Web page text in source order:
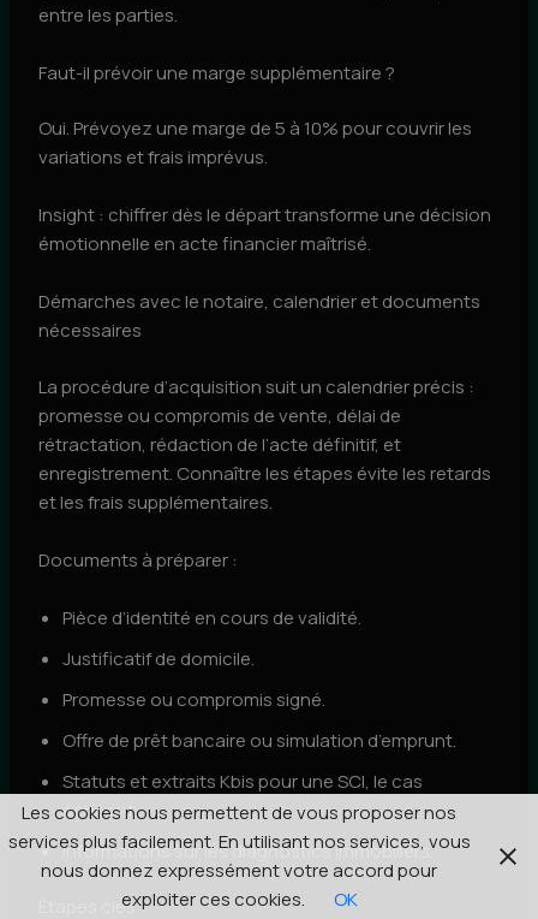
entre les parties.
Faut-il prévoir une marge supplémentaire ?
Oui. Prévoyez une marge de 5 à 10% pour couvrir les
variations et frais imprévus.
Insight : chiffrer dès le départ transforme une décision
émotionnelle en acte financier maîtrisé.
Démarches avec le notaire, calendrier et documents
nécessaires
La procédure d’acquisition suit un calendrier précis :
promesse ou compromis de vente, délai de
rétractation, rédaction de l’acte définitif, et
enregistrement. Connaître les étapes évite les retards
et les frais supplémentaires.
Documents à préparer :
Pièce d’identité en cours de validité.
Justificatif de domicile.
Promesse ou compromis signé.
Offre de prêt bancaire ou simulation d’emprunt.
Statuts et extraits Kbis pour une SCI, le cas
échéant.
Informations sur les diagnostics immobiliers.
Étapes clés :
Les cookies nous permettent de vous proposer nos
services plus facilement. En utilisant nos services, vous
nous donnez expressément votre accord pour
exploiter ces cookies.
OK